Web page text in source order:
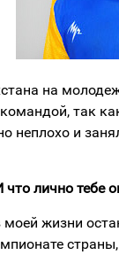
на
так
неплохо и
лично тебе
жизни